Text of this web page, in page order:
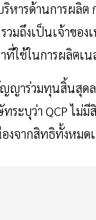
หารด้านการผลิต
มถึงเป็นเจ้าของ
ใช้ในการผลิตเน
ญญาร่วมทุนสิ้นสุด
ระบุว่า QCP ไม่
งจากสิทธิทั้งหมด